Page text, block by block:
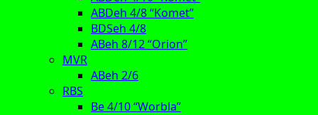
ABDeh 4/8 “Komet”
BDSeh 4/8
ABeh 8/12 “Orion”
MVR
ABeh 2/6
RBS
Be 4/10 “Worbla”